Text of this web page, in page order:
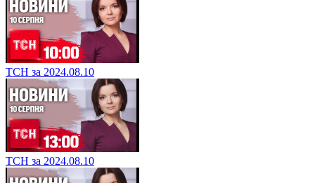
ТСН за 2024.08.10
ТСН за 2024.08.10